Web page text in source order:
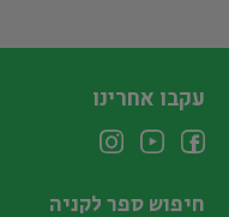
עקבו אחרינו
חיפוש ספר לקניה